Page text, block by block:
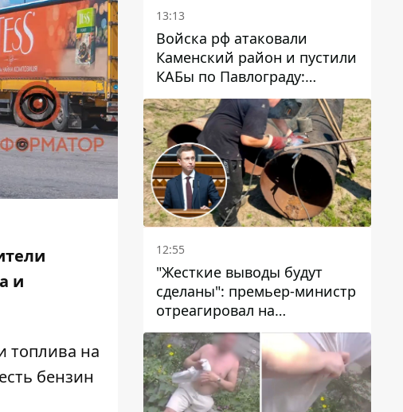
и
топлива на
бензин
13:13
Войска рф атаковали
Каменский район и пустили
КАБы по Павлограду:
пострадал мужчина, в небо
поднимается столб дыма
12:55
"Жесткие выводы будут
сделаны": премьер-министр
отреагировал на
несколькодневное
отсутствие воды в Марганце